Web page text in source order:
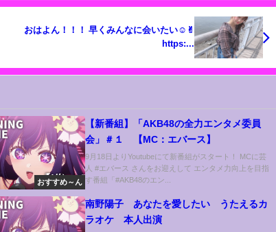
おはよん！！！ 早くみんなに会いたい☺️✌︎
https:...
おすすめ～ん
【新番組】「AKB48の全力エンタメ委員
会」＃１ 【MC：エバース】
9月18日よりYoutubeにて新番組がスタート！ MCに芸
人 #エバース さんをお迎えして エンタメ力向上を目指
す番組「#AKB48のエン...
南野陽子 あなたを愛したい うたえるカ
ラオケ 本人出演